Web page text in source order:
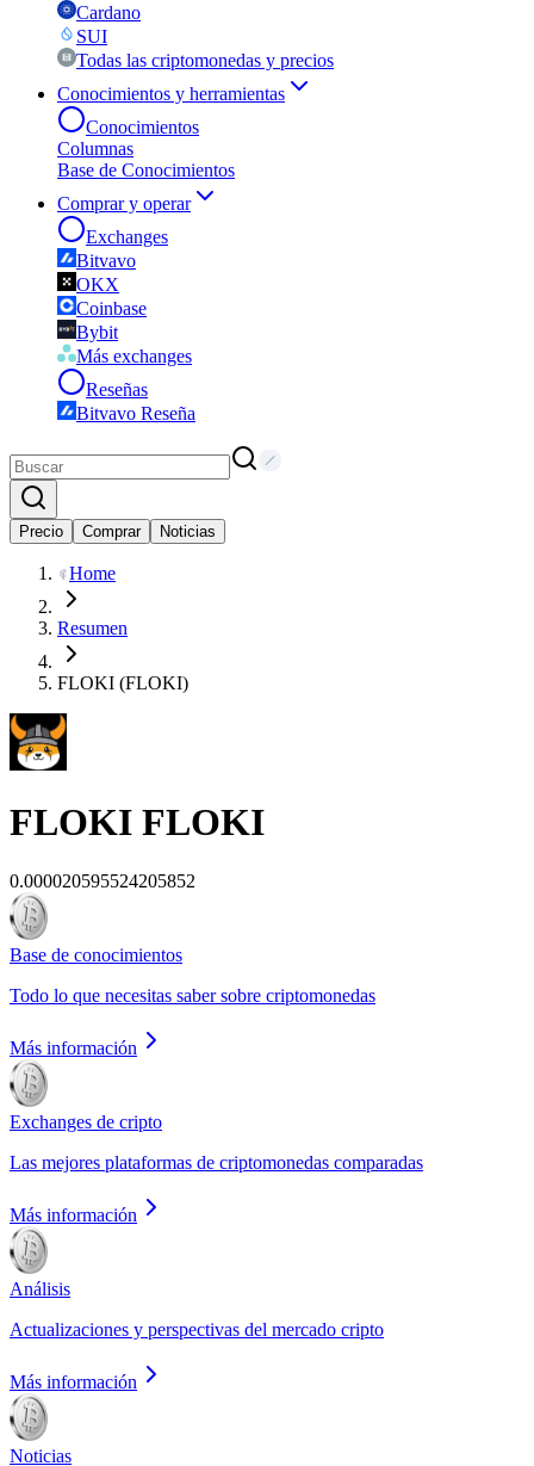
Cardano
SUI
Todas las criptomonedas y precios
Conocimientos y herramientas
Conocimientos
Columnas
Base de Conocimientos
Comprar y operar
Exchanges
Bitvavo
OKX
Coinbase
Bybit
Más exchanges
Reseñas
Bitvavo Reseña
Precio Comprar Noticias
Home
Resumen
FLOKI (FLOKI)
FLOKI FLOKI
0.000020595524205852
Base de conocimientos
Todo lo que necesitas saber sobre criptomonedas
Más información
Exchanges de cripto
Las mejores plataformas de criptomonedas comparadas
Más información
Análisis
Actualizaciones y perspectivas del mercado cripto
Más información
Noticias